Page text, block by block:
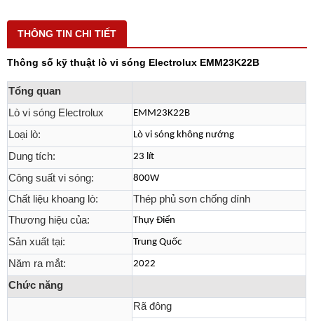
THÔNG TIN CHI TIẾT
Thông số kỹ thuật lò vi sóng Electrolux EMM23K22B
Tổng quan
Lò vi sóng Electrolux
EMM23K22B
Loại lò: Lò vi sóng không nướng
Dung tích: 23 lít
Công suất vi sóng: 800W
Chất liệu khoang lò:
Thép phủ sơn chống dính
Thương hiệu của:
Thụy Điển
Sản xuất tại: Trung Quốc
Năm ra mắt: 2022
Chức năng
Rã đông